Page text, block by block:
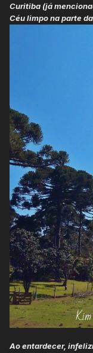
Curitiba (já
Céu limpo na parte
Ao entardecer,